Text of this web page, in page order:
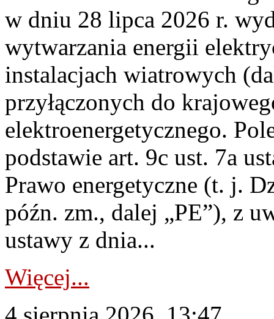
w dniu 28 lipca 2026 r.
wytwarzania energii
instalacjach wiatrowych
przyłączonych do
elektroenergetycznego.
podstawie art. 9c ust. 7a
Prawo energetyczne (t. j.
późn. zm., dalej „PE”), z
ustawy z dnia...
Więcej...